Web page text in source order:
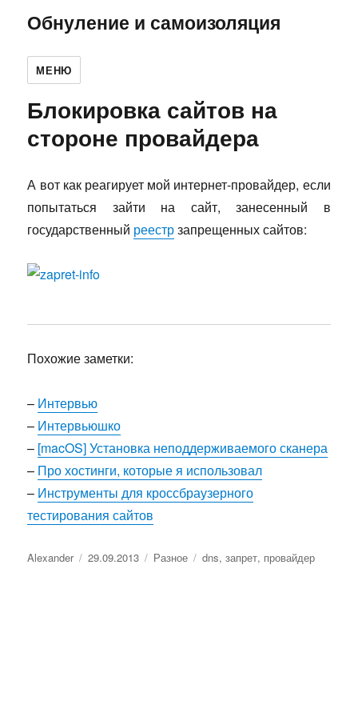
Обнуление и самоизоляция
МЕНЮ
Блокировка сайтов на
стороне провайдера
А вот как реагирует мой интернет-провайдер, если
попытаться зайти на сайт, занесенный в
государственный реестрзапрещенных сайтов:
Похожие заметки:
– Интервью
– Интервьюшко
– [macOS] Установка неподдерживаемого сканера
– Про хостинги, которые я использовал
– Инструменты для кроссбраузерного
тестирования сайтов
Автор
Alexander Опубликовано
29.09.2013 Рубрики
Разное Метки
dns,запрет, провайдер